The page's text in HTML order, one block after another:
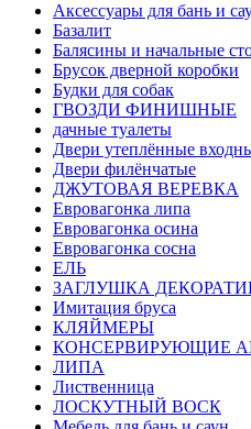
Аксессуары для бань и
Базалит
Балясины и начальные
Брусок дверной коробки
Будки для собак
ГВОЗДИ ФИНИШНЫЕ
дачные туалеты
Двери утеплённые
Двери филёнчатые
ДЖУТОВАЯ ВЕРЕВКА
Евровагонка липа
Евровагонка осина
Евровагонка сосна
ЕЛЬ
ЗАГЛУШКА
Имитация бруса
КЛЯЙМЕРЫ
КОНСЕРВИРУЮЩИЕ
ЛИПА
Лиственница
ЛОСКУТНЫЙ ВОСК